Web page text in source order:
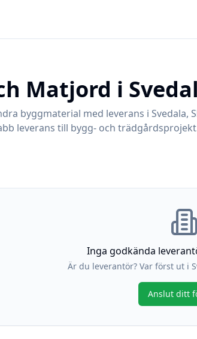
Matjord i
byggmaterial med leverans i Svedala,
leverans till bygg- och
Inga godkända
Är du leverantör? Var först ut i
Anslut ditt